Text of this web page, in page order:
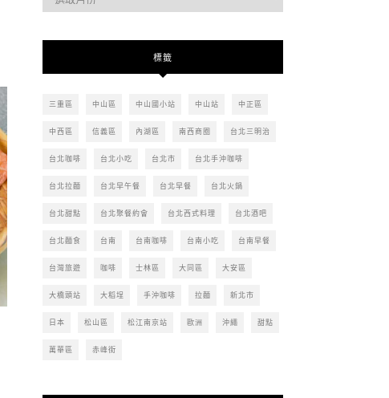
去
標籤
三重區 中山區 中山國小站 中山站 中正區
中西區 信義區 內湖區 南西商圈 台北三明治
台北咖啡 台北小吃 台北市 台北手沖咖啡
台北拉麵 台北早午餐 台北早餐 台北火鍋
台北甜點 台北聚餐約會 台北西式料理 台北酒吧
台北麵食 台南 台南咖啡 台南小吃 台南早餐
台灣旅遊 咖啡 士林區 大同區 大安區
大橋頭站 大稻埕 手沖咖啡 拉麵 新北市
日本 松山區 松江南京站 歐洲 沖繩 甜點
萬華區 赤峰街